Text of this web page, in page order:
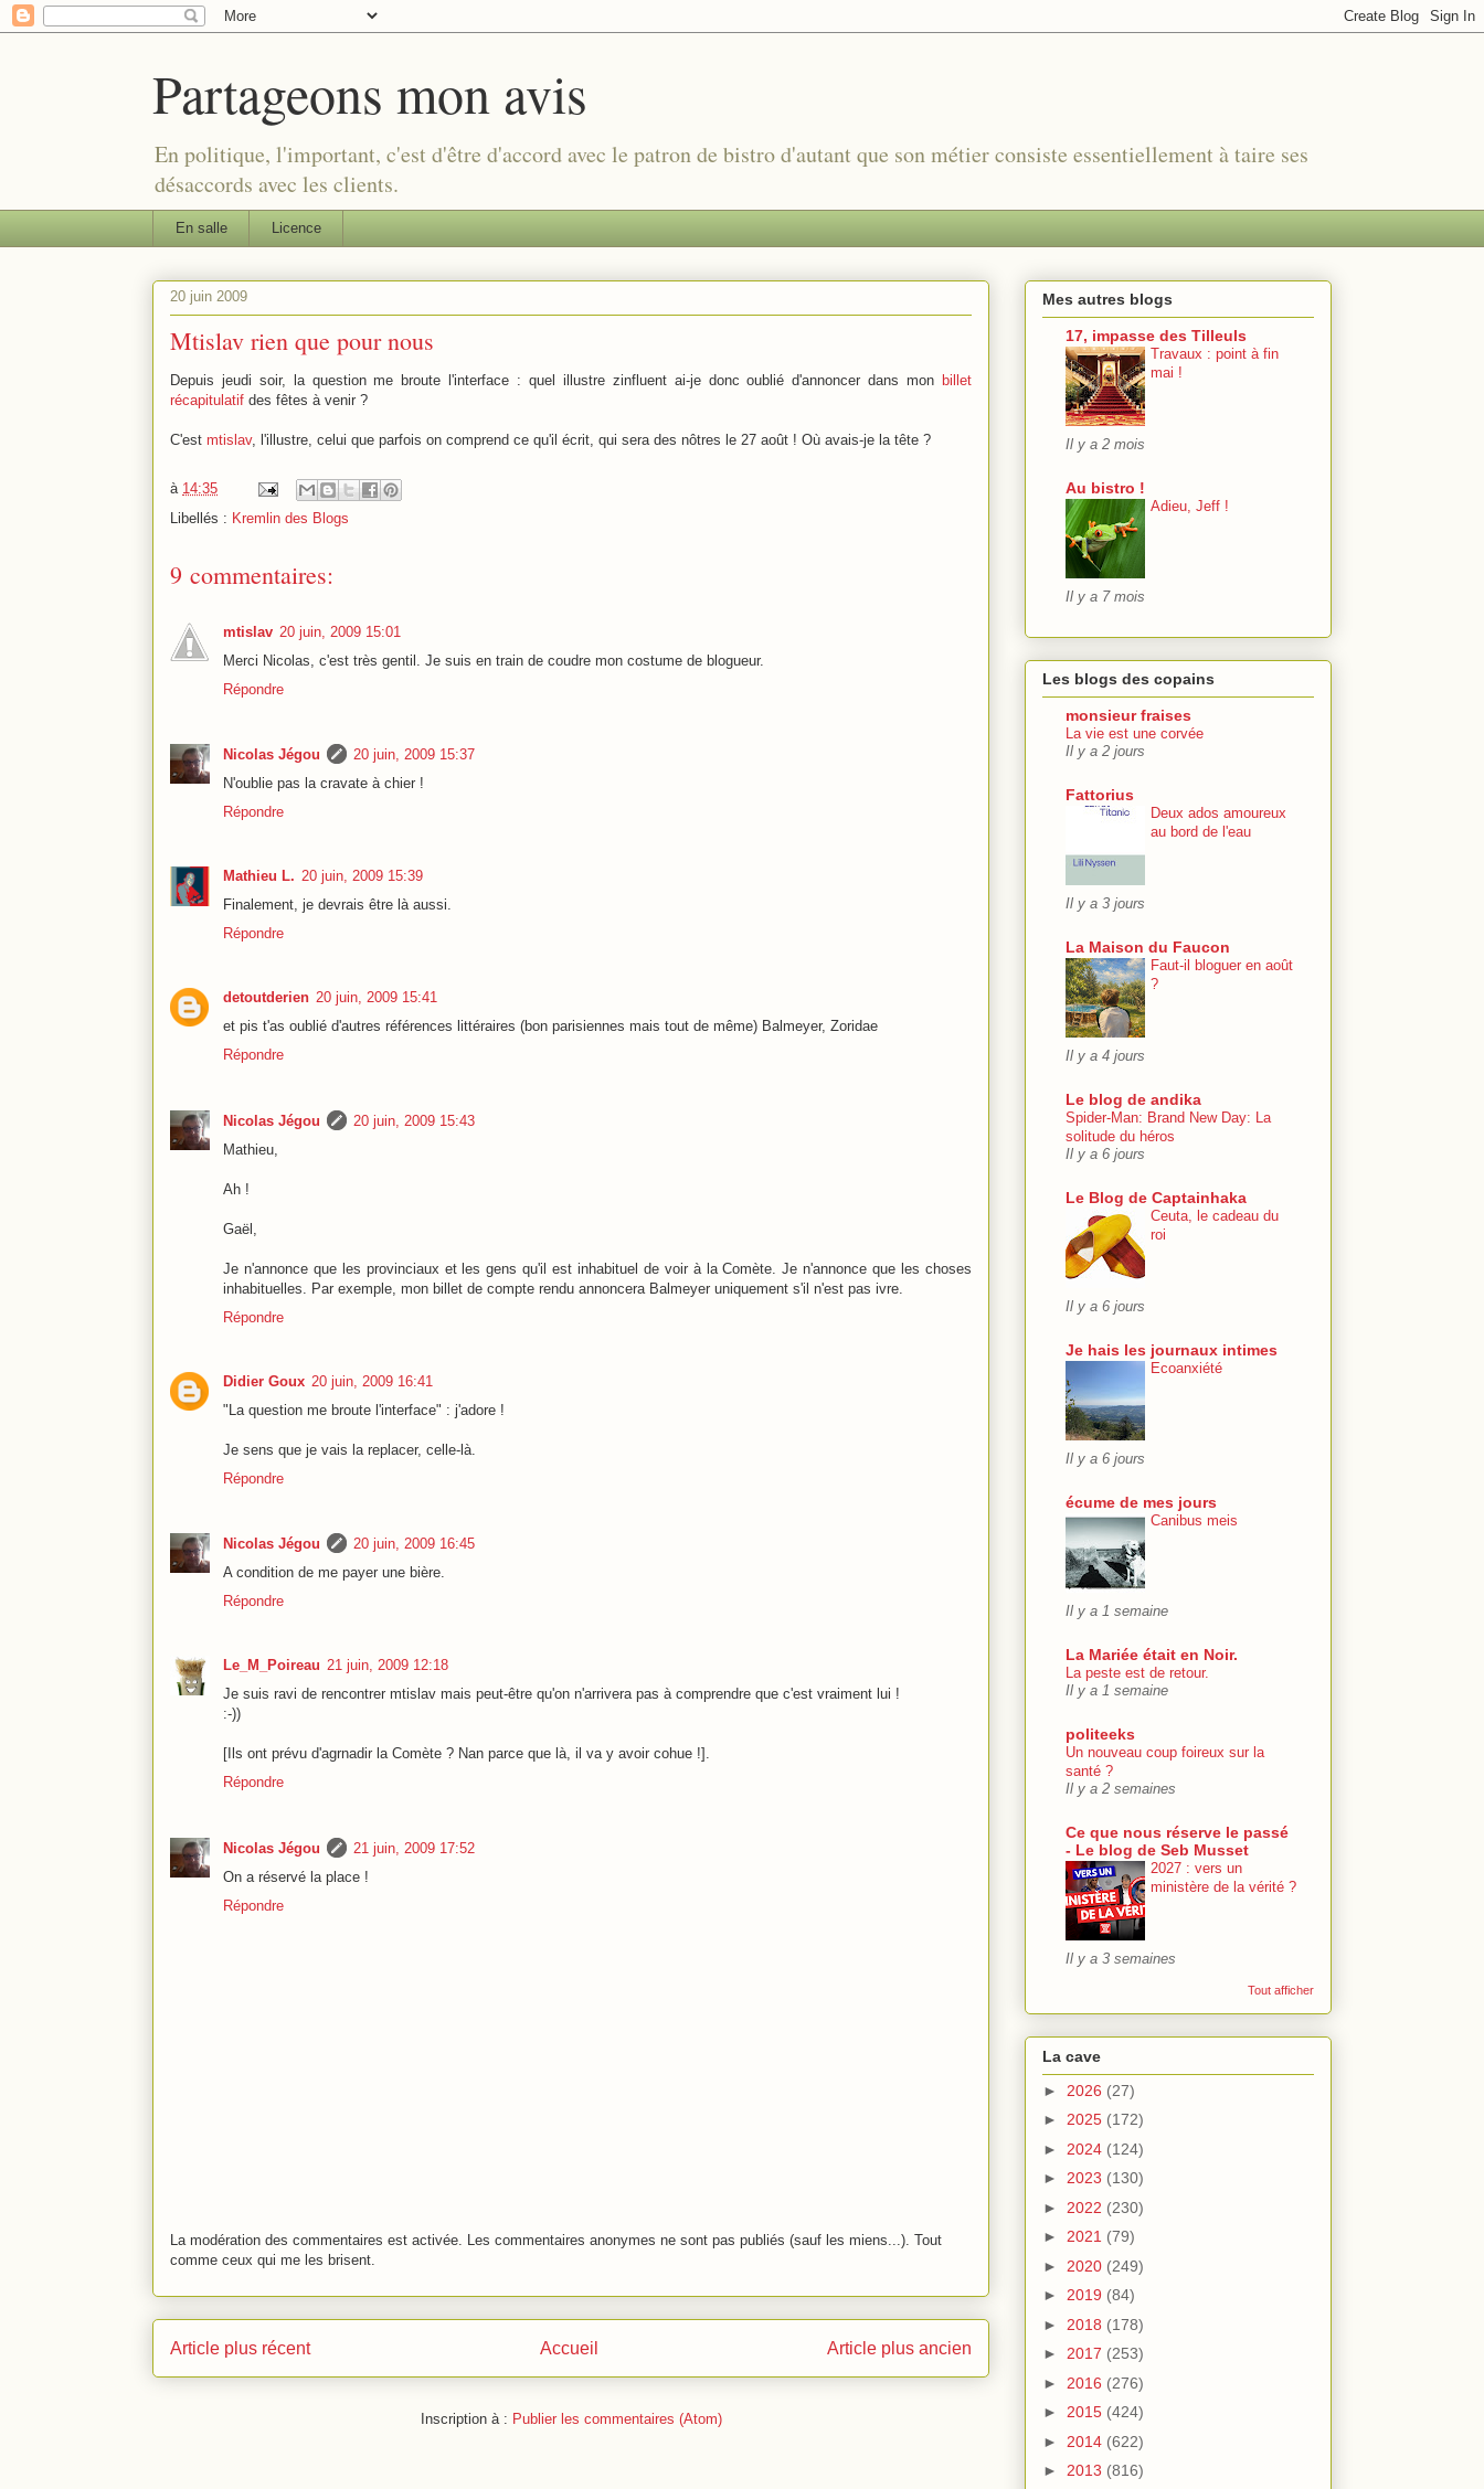
Partageons mon avis
En politique, l'important, c'est d'être d'accord avec le patron de bistro d'autant que son métier consiste essentiellement à taire ses
désaccords avec les clients.
En salle Licence
20 juin 2009
Mtislav rien que pour nous
Depuis jeudi soir, la question me broute l'interface : quel illustre zinfluent ai-je donc oublié d'annoncer dans mon billet
récapitulatif des fêtes à venir ?
C'est mtislav, l'illustre, celui que parfois on comprend ce qu'il écrit, qui sera des nôtres le 27 août ! Où avais-je la tête ?
à 14:35
Libellés : Kremlin des Blogs
9 commentaires:
mtislav 20 juin, 2009 15:01
Merci Nicolas, c'est très gentil. Je suis en train de coudre mon costume de blogueur.
Répondre
Nicolas Jégou
20 juin, 2009 15:37
N'oublie pas la cravate à chier !
Répondre
Mathieu L. 20 juin, 2009 15:39
Finalement, je devrais être là aussi.
Répondre
detoutderien 20 juin, 2009 15:41
et pis t'as oublié d'autres références littéraires (bon parisiennes mais tout de même) Balmeyer, Zoridae
Répondre
Nicolas Jégou
20 juin, 2009 15:43
Mathieu,
Ah !
Gaël,
Je n'annonce que les provinciaux et les gens qu'il est inhabituel de voir à la Comète. Je n'annonce que les choses
inhabituelles. Par exemple, mon billet de compte rendu annoncera Balmeyer uniquement s'il n'est pas ivre.
Répondre
Didier Goux 20 juin, 2009 16:41
"La question me broute l'interface" : j'adore !
Je sens que je vais la replacer, celle-là.
Répondre
Nicolas Jégou
20 juin, 2009 16:45
A condition de me payer une bière.
Répondre
Le_M_Poireau 21 juin, 2009 12:18
Je suis ravi de rencontrer mtislav mais peut-être qu'on n'arrivera pas à comprendre que c'est vraiment lui !
:-))
[Ils ont prévu d'agrnadir la Comète ? Nan parce que là, il va y avoir cohue !].
Répondre
Nicolas Jégou
21 juin, 2009 17:52
On a réservé la place !
Répondre
La modération des commentaires est activée. Les commentaires anonymes ne sont pas publiés (sauf les miens...). Tout
comme ceux qui me les brisent.
Article plus récent Article plus ancien
Accueil
Inscription à : Publier les commentaires (Atom)
Mes autres blogs
17, impasse des Tilleuls
Travaux : point à fin
mai !
Il y a 2 mois
Au bistro !
Adieu, Jeff !
Il y a 7 mois
Les blogs des copains
monsieur fraises
La vie est une corvée
Il y a 2 jours
Fattorius
Deux ados amoureux
au bord de l'eau
Il y a 3 jours
La Maison du Faucon
Faut-il bloguer en août
?
Il y a 4 jours
Le blog de andika
Spider-Man: Brand New Day: La
solitude du héros
Il y a 6 jours
Le Blog de Captainhaka
Ceuta, le cadeau du
roi
Il y a 6 jours
Je hais les journaux intimes
Ecoanxiété
Il y a 6 jours
écume de mes jours
Canibus meis
Il y a 1 semaine
La Mariée était en Noir.
La peste est de retour.
Il y a 1 semaine
politeeks
Un nouveau coup foireux sur la
santé ?
Il y a 2 semaines
Ce que nous réserve le passé
- Le blog de Seb Musset
2027 : vers un
ministère de la vérité ?
Il y a 3 semaines
Tout afficher
La cave
► 2026 (27)
► 2025 (172)
► 2024 (124)
► 2023 (130)
► 2022 (230)
► 2021 (79)
► 2020 (249)
► 2019 (84)
► 2018 (178)
► 2017 (253)
► 2016 (276)
► 2015 (424)
► 2014 (622)
► 2013 (816)